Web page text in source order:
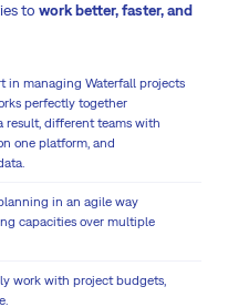
to work better, faster, and
in managing Waterfall projects
perfectly together
result, different teams with
one platform, and
in an agile way
capacities over multiple
work with project budgets,